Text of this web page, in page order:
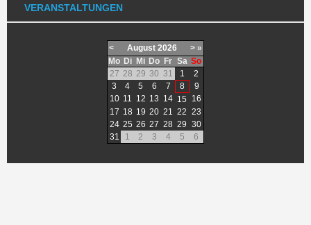
VERANSTALTUNGEN
< August 2026 > »
Mo Di Mi Do Fr Sa So
27 28 29 30 31 1
2
3
4 5 6 7 8
9
10 11 12 13 14 15
16
17 18 19 20 21 22 23
24 25 26 27 28 29 30
31
1 2 3 4 5 6